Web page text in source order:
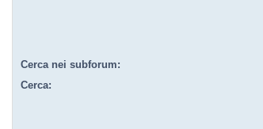
Cerca nei subforum:
Cerca: